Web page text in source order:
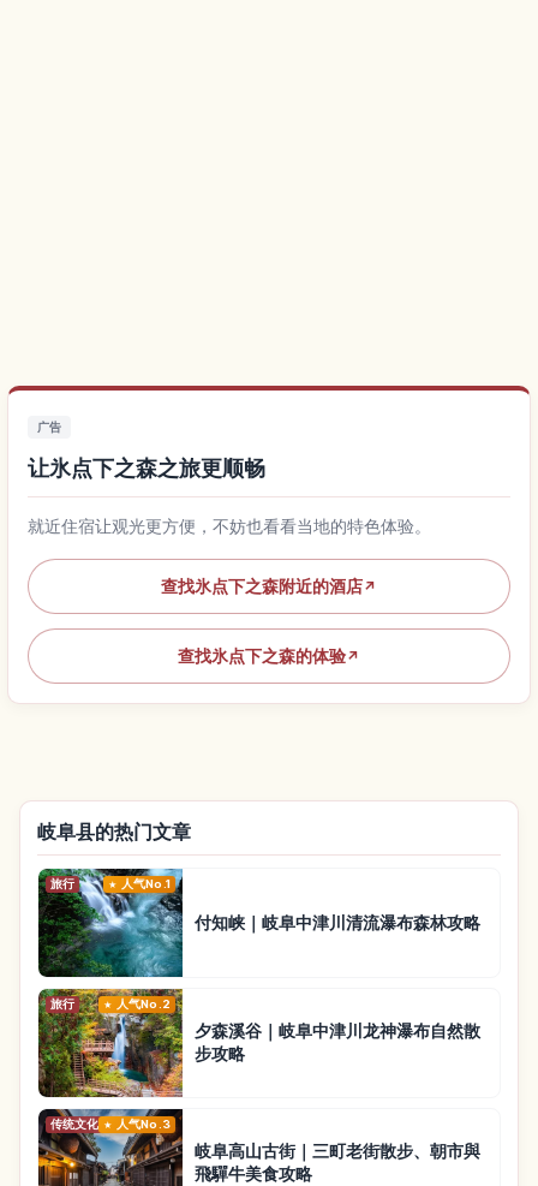
广告
让氷点下之森之旅更顺畅
就近住宿让观光更方便，不妨也看看当地的特色体验。
查找氷点下之森附近的酒店↗
查找氷点下之森的体验↗
岐阜县的热门文章
旅行 人气No.1
付知峡｜岐阜中津川清流瀑布森林攻略
旅行 人气No.2
夕森溪谷｜岐阜中津川龙神瀑布自然散
步攻略
传统文化 人气No.3
岐阜高山古街｜三町老街散步、朝市與
飛驒牛美食攻略